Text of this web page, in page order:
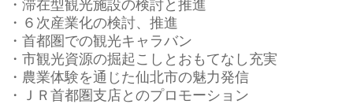
・滞在型観光施設の検討と推進
・６次産業化の検討、推進
・首都圏での観光キャラバン
・市観光資源の掘起こしとおもてなし充実
・農業体験を通じた仙北市の魅力発信
・ＪＲ首都圏支店とのプロモーション